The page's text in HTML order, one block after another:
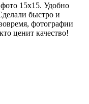
фото 15х15. Удобно
быстро и
фотографии
ценит качество!